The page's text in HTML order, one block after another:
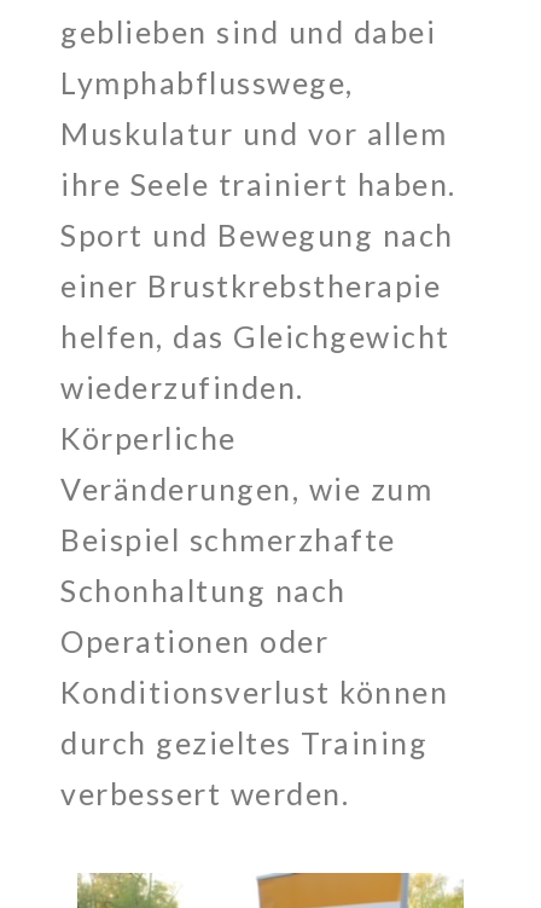
geblieben sind und dabei
Lymphabflusswege,
Muskulatur und vor allem
ihre Seele trainiert haben.
Sport und Bewegung nach
einer Brustkrebstherapie
helfen, das Gleichgewicht
wiederzufinden.
Körperliche
Veränderungen, wie zum
Beispiel schmerzhafte
Schonhaltung nach
Operationen oder
Konditionsverlust können
durch gezieltes Training
verbessert werden.